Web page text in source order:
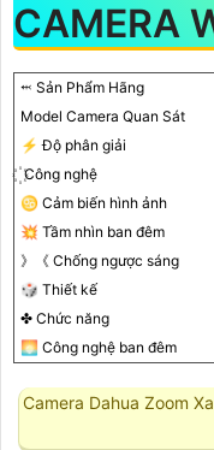
CAMERA
⬹ Sản Phẩm Hãng
Model Camera Quan Sát
️⚡ Độ phân giải
꙰ Công nghệ
♋ Cảm biến hình ảnh
💥 Tầm nhìn ban đêm
》《 Chống ngược sáng
🎲 Thiết kế
✤ Chức năng
🌅 Công nghệ ban đêm
Camera Dahua Zoom Xa